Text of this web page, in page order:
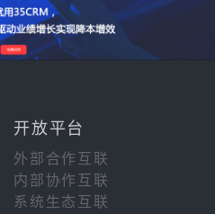
开放平台
外部合作互联
内部协作互联
系统生态互联